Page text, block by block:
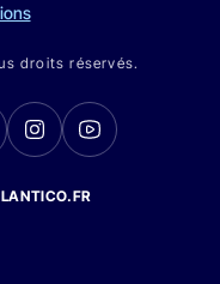
droits réservés.